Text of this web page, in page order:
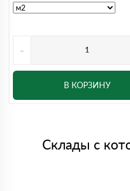
-
В КОРЗИНУ
Склады с